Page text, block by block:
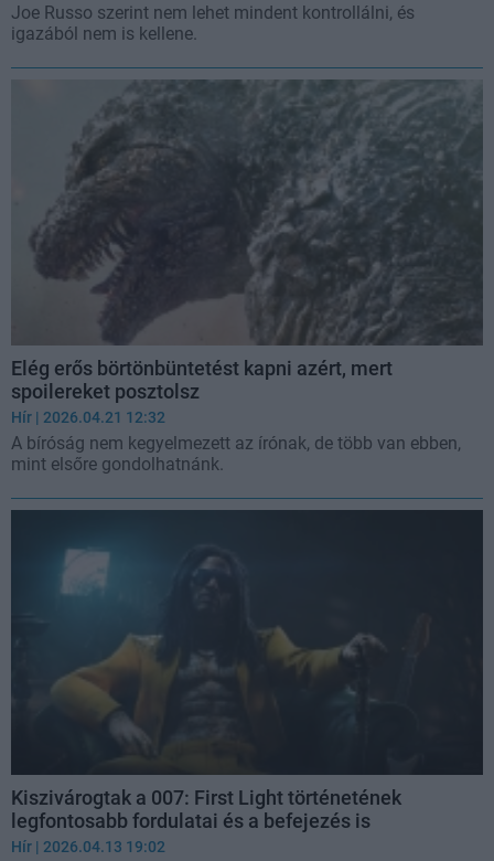
Joe Russo szerint nem lehet mindent kontrollálni, és
igazából nem is kellene.
Elég erős börtönbüntetést kapni azért, mert
spoilereket posztolsz
Hír | 2026.04.21 12:32
A bíróság nem kegyelmezett az írónak, de több van ebben,
mint elsőre gondolhatnánk.
Kiszivárogtak a 007: First Light történetének
legfontosabb fordulatai és a befejezés is
Hír | 2026.04.13 19:02